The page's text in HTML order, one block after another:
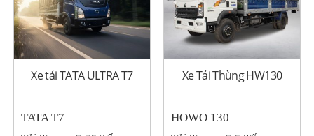
Xe tải TATA ULTRA T7
TATA T7
Xe Tải Thùng HW130
HOWO 130